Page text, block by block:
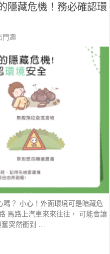
隱藏危機！務必確認環
門趣
？ 小心！外面環境可是暗藏危
馬路上汽車來來往往， 可能會讓
突然衝到 …